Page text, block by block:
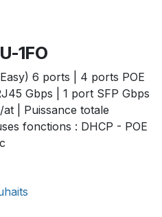
1FO
6 ports | 4 ports POE
Gbps | 1 port SFP Gbps
at | Puissance totale
fonctions : DHCP - POE